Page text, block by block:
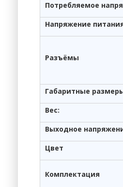
Потребляемое
Напряжение
Разъёмы
Габаритные
Вес:
Выходное
Цвет
Комплектация